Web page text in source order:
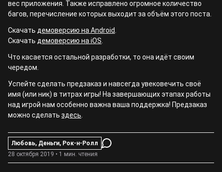
вес приложения. Также исправлено огромное количество
багов, перечисление которых выходит за объём этого поста.
Скачать демоверсию на Android
Скачать демоверсию на iOS
Что касается остальной разработки, то она идёт своим
чередом.
Успейте сделать предзаказ и навсегда увековечить своё
имя (или ник) в титрах игры! На завершающих этапах работы
над игрой нам особенно важна ваша поддержка! Предзаказ
можно сделать здесь
Любовь, Деньги, Рок-н-Ролл
28 октября 2019 • 1 мин. чтения